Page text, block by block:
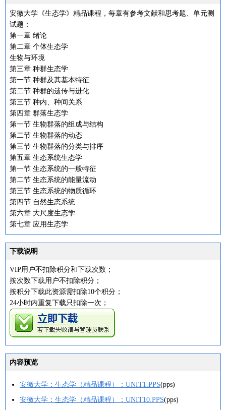
安徽大学《生态学》精品课程，每章有参考文献和思考题、单元测
试题：
第一章 绪论
第二章 个体生态学
生物与环境
第三章 种群生态学
第一节 种群及其基本特征
第二节 种群的遗传与进化
第三节 种内、种间关系
第四章 群落生态学
第一节 生物群落的组成与结构
第二节 生物群落的动态
第三节 生物群落的分类与排序
第五章 生态系统生态学
第一节 生态系统的一般特征
第二节 生态系统的能量流动
第三节 生态系统的物质循环
第四节 自然生态系统
第六章 大尺度生态学
第七章 应用生态学
下载说明
VIP用户不扣除积分和下载次数；
按次数下载用户不扣除积分；
按积分下载此资源需扣除10个积分；
24小时内重复下载只扣除一次；
内容预览
安徽大学：生态学（精品课程）：UNIT1.PPS(pps)
安徽大学：生态学（精品课程）：UNIT10.PPS(pps)